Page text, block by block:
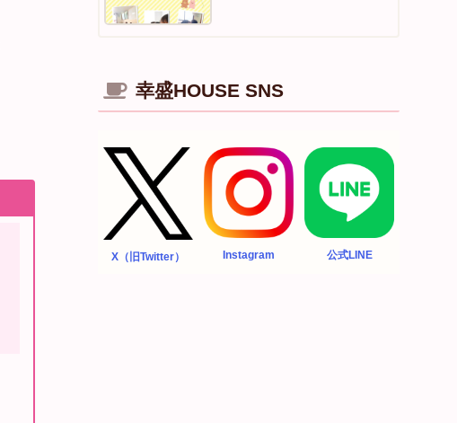
幸盛HOUSE SNS
X（旧Twitter） Instagram 公式LINE